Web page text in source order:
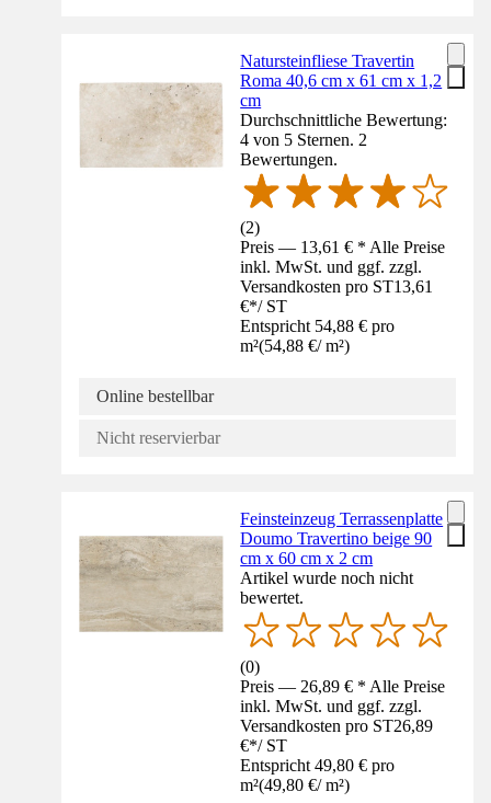
Natursteinfliese Travertin
Roma 40,6 cm x 61 cm x 1,2
cm
Durchschnittliche Bewertung:
4 von 5 Sternen. 2
Bewertungen.
(2)
Preis — 13,61 € * Alle Preise
inkl. MwSt. und ggf. zzgl.
Versandkosten pro ST13,61
€*/ ST
Entspricht 54,88 € pro
m²(54,88 €/ m²)
Online bestellbar
Nicht reservierbar
Feinsteinzeug Terrassenplatte
Doumo Travertino beige 90
cm x 60 cm x 2 cm
Artikel wurde noch nicht
bewertet.
(0)
Preis — 26,89 € * Alle Preise
inkl. MwSt. und ggf. zzgl.
Versandkosten pro ST26,89
€*/ ST
Entspricht 49,80 € pro
m²(49,80 €/ m²)